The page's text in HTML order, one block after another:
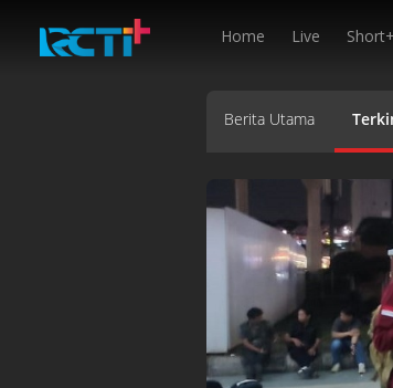
Home Live Short+
Berita Utama